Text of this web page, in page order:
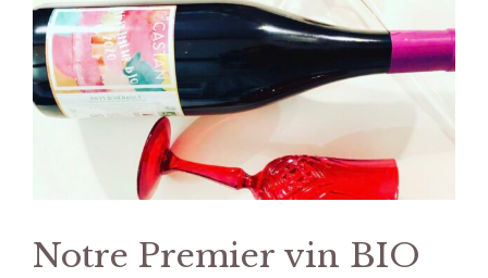
Notre Premier vin BIO